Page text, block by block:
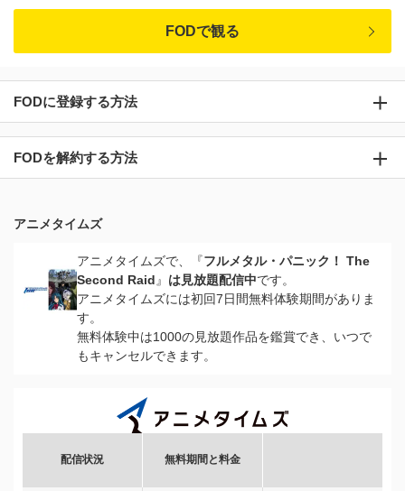
FODで観る
FODに登録する方法
FODを解約する方法
アニメタイムズ
アニメタイムズで、『フルメタル・パニック！ The
Second Raid 』 は見放題配信中です。
アニメタイムズには初回7日間無料体験期間がありま
す。
無料体験中は1000の見放題作品を鑑賞でき、いつで
もキャンセルできます。
配信状況 無料期間と料金